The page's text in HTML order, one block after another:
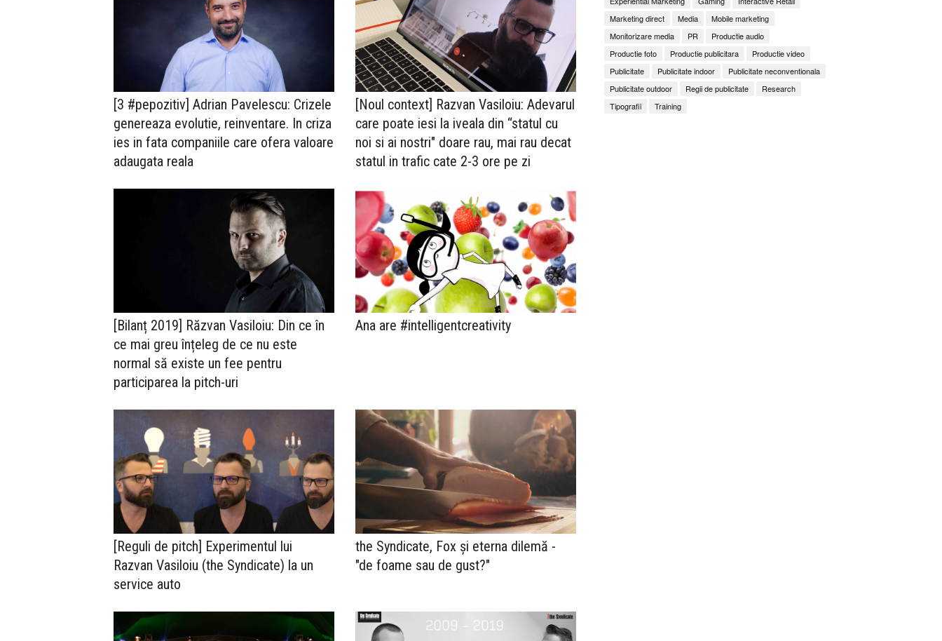
[3 #pepozitiv] Adrian Pavelescu: Crizele
genereaza evolutie, reinventare. In criza
ies in fata companiile care ofera valoare
adaugata reala
[Noul context] Razvan Vasiloiu: Adevarul
care poate iesi la iveala din “statul cu
noi si ai nostri" doare rau, mai rau decat
statul in trafic cate 2-3 ore pe zi
[Bilanț 2019] Răzvan Vasiloiu: Din ce în
ce mai greu înțeleg de ce nu este
normal să existe un fee pentru
participarea la pitch-uri
Ana are #intelligentcreativity
[Reguli de pitch] Experimentul lui
Razvan Vasiloiu (the Syndicate) la un
service auto
the Syndicate, Fox și eterna dilemă -
"de foame sau de gust?"
Marketing direct
Media
Mobile marketing
Monitorizare media
PR
Productie audio
Productie foto
Productie publicitara
Productie video
Publicitate
Publicitate indoor
Publicitate neconventionala
Publicitate outdoor
Regii de publicitate
Research
Tipografii
Training